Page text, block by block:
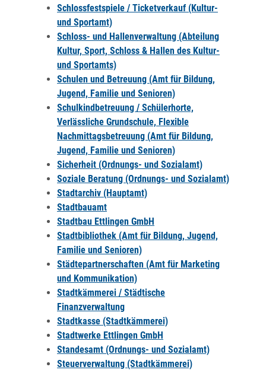
Schlossfestspiele / Ticketverkauf (Kultur-
und Sportamt)
Schloss- und Hallenverwaltung (Abteilung
Kultur, Sport, Schloss & Hallen des Kultur-
und Sportamts)
Schulen und Betreuung (Amt für Bildung,
Jugend, Familie und Senioren)
Schulkindbetreuung / Schülerhorte,
Verlässliche Grundschule, Flexible
Nachmittagsbetreuung (Amt für Bildung,
Jugend, Familie und Senioren)
Sicherheit (Ordnungs- und Sozialamt)
Soziale Beratung (Ordnungs- und Sozialamt)
Stadtarchiv (Hauptamt)
Stadtbauamt
Stadtbau Ettlingen GmbH
Stadtbibliothek (Amt für Bildung, Jugend,
Familie und Senioren)
Städtepartnerschaften (Amt für Marketing
und Kommunikation)
Stadtkämmerei / Städtische
Finanzverwaltung
Stadtkasse (Stadtkämmerei)
Stadtwerke Ettlingen GmbH
Standesamt (Ordnungs- und Sozialamt)
Steuerverwaltung (Stadtkämmerei)